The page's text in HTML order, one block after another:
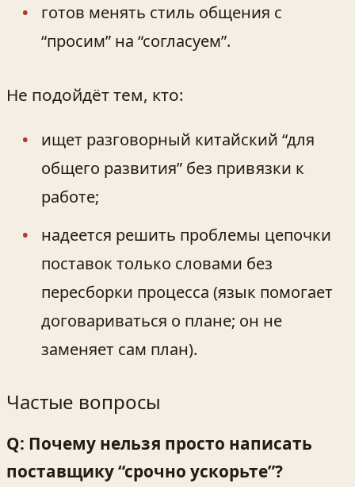
готов менять стиль общения с
“просим” на “согласуем”.
Не подойдёт тем, кто:
ищет разговорный китайский “для
общего развития” без привязки к
работе;
надеется решить проблемы цепочки
поставок только словами без
пересборки процесса (язык помогает
договариваться о плане; он не
заменяет сам план).
Частые вопросы
Q: Почему нельзя просто написать
поставщику “срочно ускорьте”?